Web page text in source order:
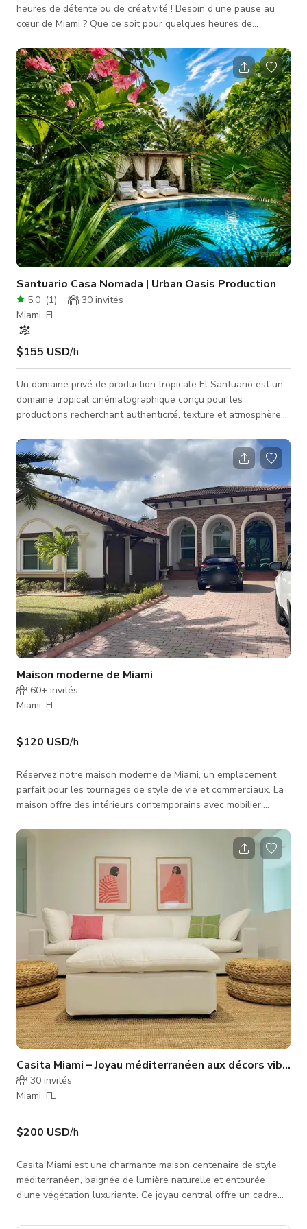
heures de détente ou de créativité ! Besoin d'une pause au
cœur de Miami ? Que ce soit pour quelques heures de
moment de paix, ce refuge élégant a tout ce dont vous avez
besoin. Situé à quelques minutes de Wynwood, du centre-
ville, de Brickell et de Miami Beach, vous n'êtes jamais loin des
meilleurs restaurants, de la vie nocturne et des attractions.
Détendez-vous
Santuario Casa Nomada | Urban Oasis Production
5.0 (1) 30 invités
Miami, FL
$155 USD/h
Un domaine privé de production tropicale El Santuario est un
domaine tropical cinématographique conçu pour les
productions recherchant authenticité, texture et atmosphère.
et respirant où une végétation luxuriante, des tons chauds et
la lumière naturelle créent un environnement visuel
dynamique tout au long de la journée. ⸻ 🎥 Idéal pour les
productions • Campagnes éditoriales & mode • Tournages de
films &
Maison moderne de Miami
60+ invités
Miami, FL
$120 USD/h
Réservez notre maison moderne de Miami, un emplacement
parfait pour les tournages de style de vie et commerciaux. La
maison offre des intérieurs contemporains avec mobilier.
confortable. Si vous réalisez votre prochain projet créatif
comme un tournage, une publicité TV, du contenu pour les
réseaux sociaux ou une séance produit, cette propriété offre
un décor incroyable pour vous !
Casita Miami – Joyau méditerranéen aux décors
30 invités
Miami, FL
$200 USD/h
Casita Miami est une charmante maison centenaire de style
méditerranéen, baignée de lumière naturelle et entourée
d'une végétation luxuriante. Ce joyau central offre un cadre
s'agisse d'une séance photo de mode, d'une vidéo lifestyle,